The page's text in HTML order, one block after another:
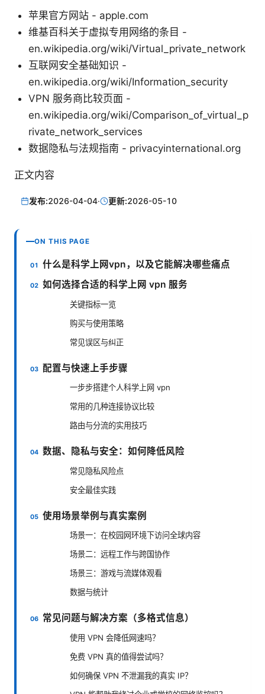
苹果官方网站 - apple.com
维基百科关于虚拟专用网络的条目 -
en.wikipedia.org/wiki/Virtual_private_network
互联网安全基础知识 -
en.wikipedia.org/wiki/Information_security
VPN 服务商比较页面 -
en.wikipedia.org/wiki/Comparison_of_virtual_p
rivate_network_services
数据隐私与法规指南 - privacyinternational.org
正文内容
发布:2026-04-04· 更新:2026-05-10
ON THIS PAGE
什么是科学上网vpn，以及它能解决哪些痛点
如何选择合适的科学上网 vpn 服务
关键指标一览
购买与使用策略
常见误区与纠正
配置与快速上手步骤
一步步搭建个人科学上网 vpn
常用的几种连接协议比较
路由与分流的实用技巧
数据、隐私与安全：如何降低风险
常见隐私风险点
安全最佳实践
使用场景举例与真实案例
场景一：在校园网环境下访问全球内容
场景二：远程工作与跨国协作
场景三：游戏与流媒体观看
数据与统计
常见问题与解决方案（多格式信息）
使用 VPN 会降低网速吗？
免费 VPN 真的值得尝试吗？
如何确保 VPN 不泄漏我的真实 IP？